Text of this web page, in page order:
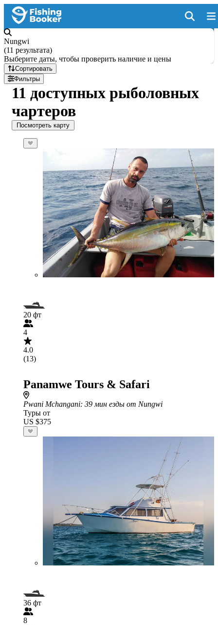
Nungwi
(11 результата)
Выберите даты, чтобы проверить наличие и цены
Сортировать
Фильтры
11 доступных рыболовных
чартеров
Посмотреть карту
20 фт
4
4.0
(13)
Panamwe Tours & Safari
Pwani Mchangani: 39 мин езды от Nungwi
Туры от
US $375
36 фт
8